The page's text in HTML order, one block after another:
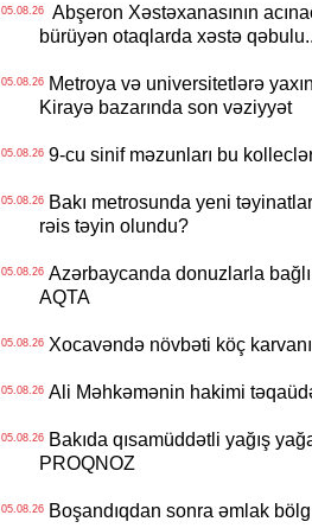
05.08.26Abşeron Xəstəxanasının
bürüyən otaqlarda xəstə
05.08.26Metroya və universitetlərə
Kirayə bazarında son vəziyyət
05.08.269-cu sinif məzunları bu
05.08.26Bakı metrosunda yeni
rəis təyin olundu?
05.08.26Azərbaycanda donuzlarla
AQTA
05.08.26Xocavəndə növbəti köç
05.08.26Ali Məhkəmənin hakimi
05.08.26Bakıda qısamüddətli yağış
PROQNOZ
05.08.26Boşandıqdan sonra əmlak